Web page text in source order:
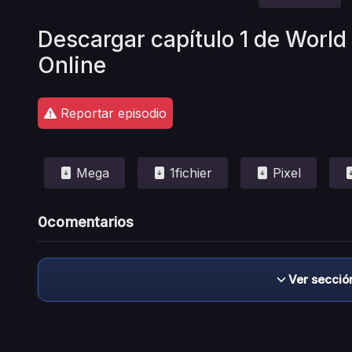
Descargar capítulo 1 de
Online
Reportar episodio
Mega 1fichier Pixel
0comentarios
Ver